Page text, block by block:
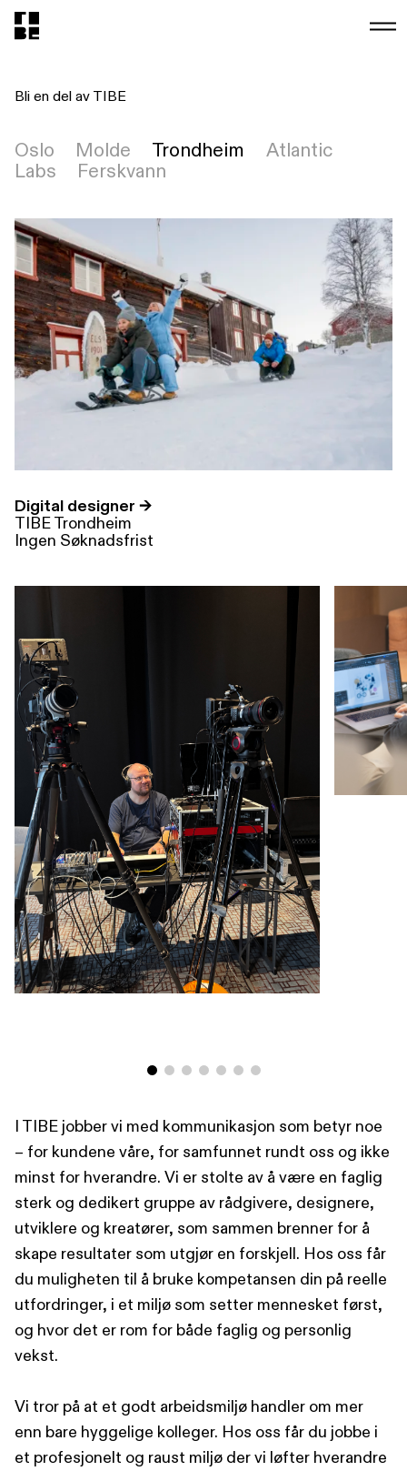
Bli en del av TIBE
Oslo Molde Trondheim
Atlantic
Labs
Ferskvann
Digital designer →
TIBE Trondheim
Ingen Søknadsfrist
I TIBE jobber vi med kommunikasjon som betyr noe
– for kundene våre, for samfunnet rundt oss og ikke
minst for hverandre. Vi er stolte av å være en faglig
sterk og dedikert gruppe av rådgivere, designere,
utviklere og kreatører, som sammen brenner for å
skape resultater som utgjør en forskjell. Hos oss får
du muligheten til å bruke kompetansen din på reelle
utfordringer, i et miljø som setter mennesket først,
og hvor det er rom for både faglig og personlig
vekst.
Vi tror på at et godt arbeidsmiljø handler om mer
enn bare hyggelige kolleger. Hos oss får du jobbe i
et profesjonelt og raust miljø der vi løfter hverandre